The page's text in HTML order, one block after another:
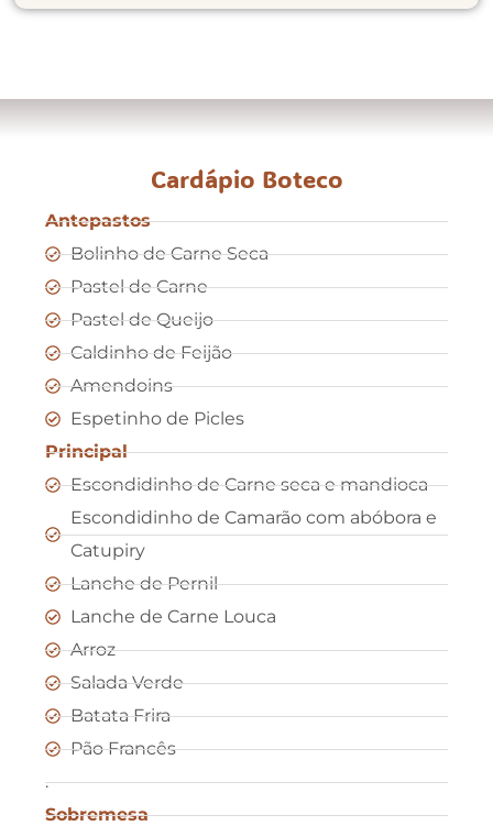
Cardápio Boteco
Antepastos
Bolinho de Carne Seca
Pastel de Carne
Pastel de Queijo
Caldinho de Feijão
Amendoins
Espetinho de Picles
Principal
Escondidinho de Carne seca e mandioca
Escondidinho de Camarão com abóbora e
Catupiry
Lanche de Pernil
Lanche de Carne Louca
Arroz
Salada Verde
Batata Frira
Pão Francês
.
Sobremesa